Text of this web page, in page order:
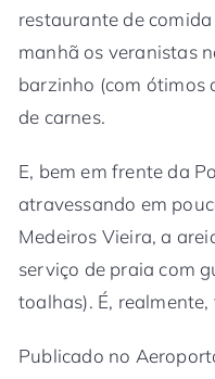
restaurante de
manhã os veranistas
barzinho (com ótimos
de carnes.
E, bem em frente da
atravessando em
Medeiros Vieira, a
serviço de praia com
toalhas). É,
Publicado no